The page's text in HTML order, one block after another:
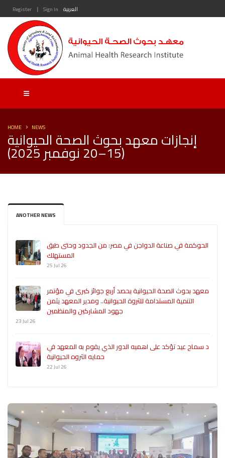
Register | Sign In العربية
إنجازات معهد بحوث الصحة الحيوانية
(15–20 نوفمبر 2025)
HOME NEWS
ANOTHER NEWS
الحوكمة في صناعة الدواجن في مصر: من الجدود وحتى طبق
المستهلك
25 Jul 26
معهد بحوث الصحة الحيوانية يحصد أربع جوائز كبرى في مؤتمر
التنمية المستدامة للثروة الحيوانية.. ومدير المعهد يثمن
جهود المشاركين والمنظمين
23 Jul 26
د سماح عيد تؤكد على اهميه الدور الذي يقوم به المعهد في
حمايه الثروه الحيوانية
22 Jul 26